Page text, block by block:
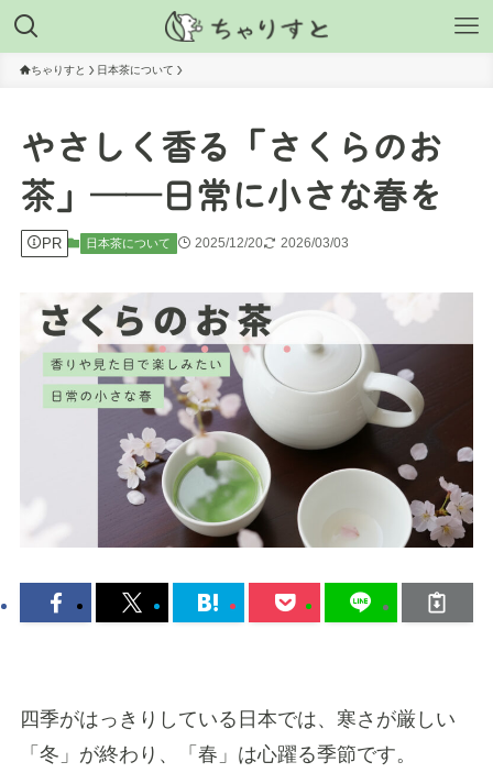
ちゃりすと 日本茶について
やさしく香る「さくらのお
茶」──日常に小さな春を
PR 日本茶について 2025/12/20 2026/03/03
四季がはっきりしている日本では、寒さが厳しい
「冬」が終わり、「春」は心躍る季節です。